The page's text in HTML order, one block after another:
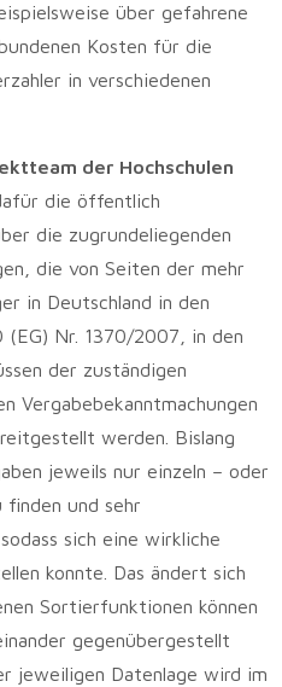
über gefahrene
Kosten für die
in verschiedenen
der Hochschulen
die öffentlich
die zugrundeliegenden
die von Seiten der mehr
in Deutschland in den
(EG) Nr. 1370/2007, in den
der zuständigen
Vergabebekanntmachungen
werden. Bislang
jeweils nur einzeln – oder
und sehr
sich eine wirkliche
konnte. Das ändert sich
Sortierfunktionen können
gegenübergestellt
jeweiligen Datenlage wird im